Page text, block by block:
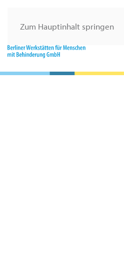
Zum Hauptinhalt springen